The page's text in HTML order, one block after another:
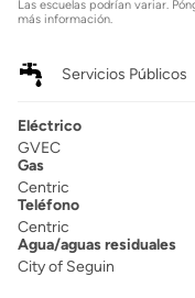
Las escuelas podrían variar.
más información.
Servicios Públicos
Eléctrico
GVEC
Gas
Centric
Teléfono
Centric
Agua/aguas residuales
City of Seguin